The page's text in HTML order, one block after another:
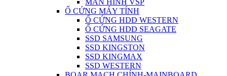
MÀN HÌNH VSP
Ổ CỨNG MÁY TÍNH
Ổ CỨNG HDD WESTERN
Ổ CỨNG HDD SEAGATE
SSD SAMSUNG
SSD KINGSTON
SSD KINGMAX
SSD WESTERN